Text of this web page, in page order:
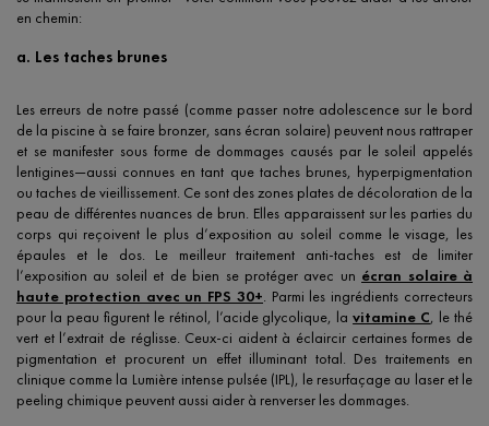
en chemin:
a. Les taches brunes
Les erreurs de notre passé (comme passer notre adolescence sur le bord
de la piscine à se faire bronzer, sans écran solaire) peuvent nous rattraper
et se manifester sous forme de dommages causés par le soleil appelés
lentigines—aussi connues en tant que taches brunes, hyperpigmentation
ou taches de vieillissement. Ce sont des zones plates de décoloration de la
peau de différentes nuances de brun. Elles apparaissent sur les parties du
corps qui reçoivent le plus d’exposition au soleil comme le visage, les
épaules et le dos. Le meilleur traitement anti-taches est de limiter
l’exposition au soleil et de bien se protéger avec un écran solaire à
haute protection avec un FPS 30+. Parmi les ingrédients correcteurs
pour la peau figurent le rétinol, l’acide glycolique, lavitamine C, le thé
vert et l’extrait de réglisse. Ceux-ci aident à éclaircir certaines formes de
pigmentation et procurent un effet illuminant total. Des traitements en
clinique comme la Lumière intense pulsée (IPL), le resurfaçage au laser et le
peeling chimique peuvent aussi aider à renverser les dommages.